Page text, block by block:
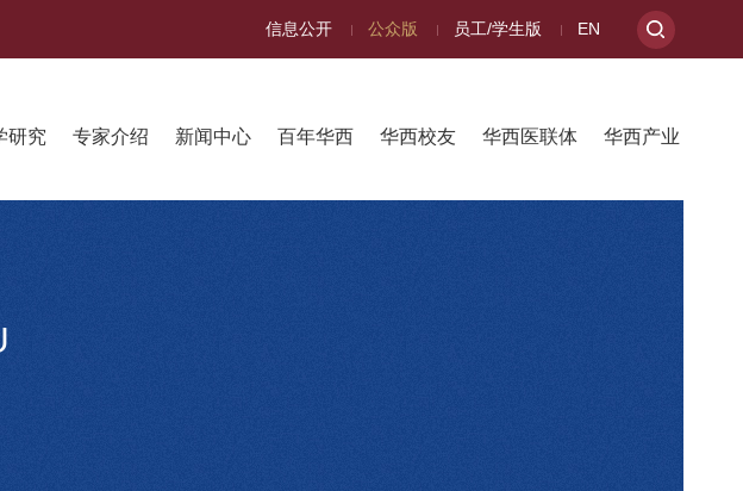
信息公开 公众版 员工/学生版 EN
研究 专家介绍 新闻中心 百年华西 华西校友 华西医联体 华西产业